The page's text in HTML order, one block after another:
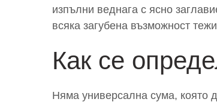
изпълни веднага с ясно
всяка загубена възможност
Как се
Няма универсална сума, която